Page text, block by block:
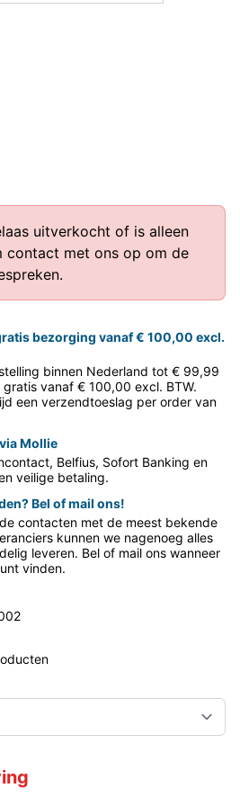
uitverkocht of is alleen
contact met ons op om de
bezorging vanaf € 100,00 excl.
binnen Nederland tot € 99,99
vanaf € 100,00 excl. BTW.
een verzendtoeslag per order van
Mollie
Belfius, Sofort Banking en
veilige betaling.
Bel of mail ons!
contacten met de meest bekende
kunnen we nagenoeg alles
leveren. Bel of mail ons wanneer
vinden.